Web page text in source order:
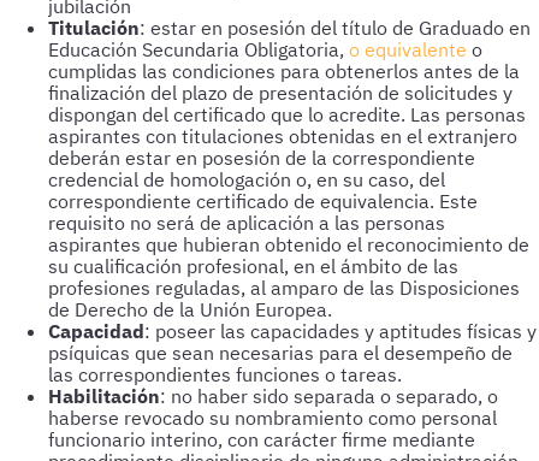
jubilación
Titulación: estar en posesión del título de Graduado en
Educación Secundaria Obligatoria, o equivalente o
cumplidas las condiciones para obtenerlos antes de la
finalización del plazo de presentación de solicitudes y
dispongan del certificado que lo acredite. Las personas
aspirantes con titulaciones obtenidas en el extranjero
deberán estar en posesión de la correspondiente
credencial de homologación o, en su caso, del
correspondiente certificado de equivalencia. Este
requisito no será de aplicación a las personas
aspirantes que hubieran obtenido el reconocimiento de
su cualificación profesional, en el ámbito de las
profesiones reguladas, al amparo de las Disposiciones
de Derecho de la Unión Europea.
Capacidad: poseer las capacidades y aptitudes físicas y
psíquicas que sean necesarias para el desempeño de
las correspondientes funciones o tareas.
Habilitación: no haber sido separada o separado, o
haberse revocado su nombramiento como personal
funcionario interino, con carácter firme mediante